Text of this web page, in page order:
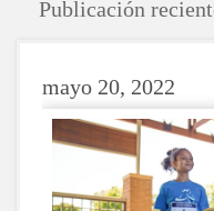
Publicación
mayo 20, 2022